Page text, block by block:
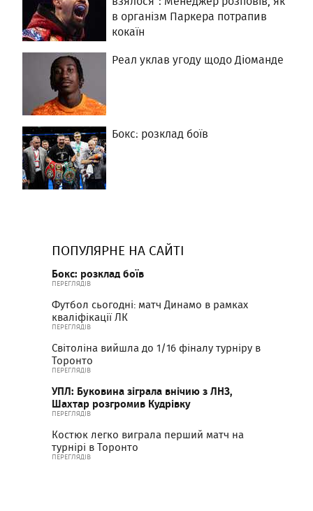
в організм Паркера потрапив
кокаїн
Реал уклав угоду щодо Діоманде
Бокс: розклад боїв
ПОПУЛЯРНЕ НА САЙТІ
Бокс: розклад боїв
ПЕРЕГЛЯДІВ
Футбол сьогодні: матч Динамо в рамках
кваліфікації ЛК
ПЕРЕГЛЯДІВ
Світоліна вийшла до 1/16 фіналу турніру в
Торонто
ПЕРЕГЛЯДІВ
УПЛ: Буковина зіграла внічию з ЛНЗ,
Шахтар розгромив Кудрівку
ПЕРЕГЛЯДІВ
Костюк легко виграла перший матч на
турнірі в Торонто
ПЕРЕГЛЯДІВ